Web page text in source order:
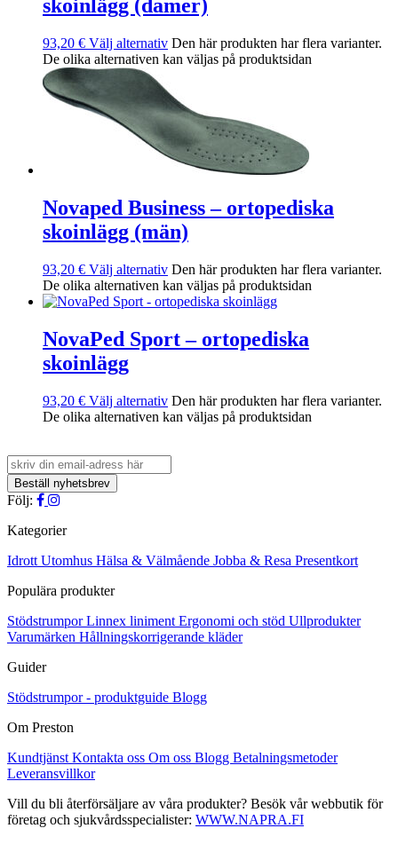
skoinlägg (damer)
93,20 € Välj alternativ Den här produkten har flera varianter.
De olika alternativen kan väljas på produktsidan
Novaped Business – ortopediska
skoinlägg (män)
93,20 € Välj alternativ Den här produkten har flera varianter.
De olika alternativen kan väljas på produktsidan
NovaPed Sport – ortopediska
skoinlägg
93,20 € Välj alternativ Den här produkten har flera varianter.
De olika alternativen kan väljas på produktsidan
Följ:
Kategorier
Idrott Utomhus Hälsa & Välmående Jobba & Resa Presentkort
Populära produkter
StödstrumporLinnex liniment Ergonomi och stöd Ullprodukter
Varumärken Hållningskorrigerande kläder
Guider
Stödstrumpor - produktguide Blogg
Om Preston
Kundtjänst Kontakta oss Om oss Blogg Betalningsmetoder
Leveransvillkor
Vill du bli återförsäljare av våra produkter? Besök vår webbutik för
företag och sjukvårdsspecialister: WWW.NAPRA.FI